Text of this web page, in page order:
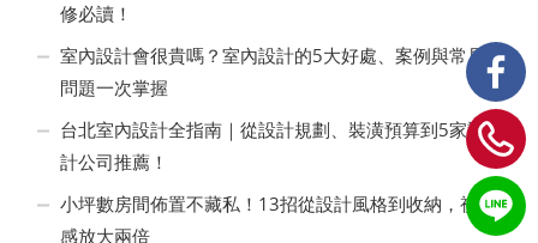
修必讀！
室內設計會很貴嗎？室內設計的5大好處、案例與常見
問題一次掌握
台北室內設計全指南｜從設計規劃、裝潢預算到5家設
計公司推薦！
小坪數房間佈置不藏私！13招從設計風格到收納，視覺
感放大兩倍